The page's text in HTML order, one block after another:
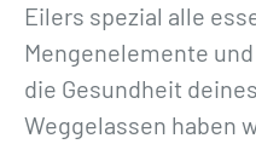
»
M
e
n
Eilers spezial alle
Mengenelemente
die Gesundheit
Weggelassen haben